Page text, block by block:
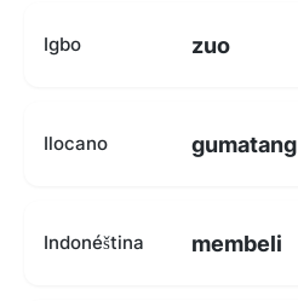
Igbo zuo
Ilocano gumatang
Indonéština membeli